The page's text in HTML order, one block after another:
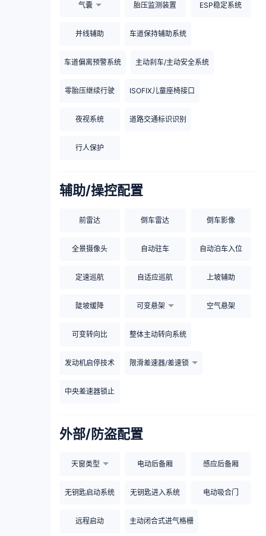
气囊 胎压监测装置 ESP稳定系统
并线辅助 车道保持辅助系统
车道偏离预警系统 主动刹车/主动安全系统
零胎压继续行驶 ISOFIX儿童座椅接口
夜视系统 道路交通标识识别
行人保护
辅助/操控配置
前雷达 倒车雷达 倒车影像
全景摄像头 自动驻车 自动泊车入位
定速巡航 自适应巡航 上坡辅助
陡坡缓降 可变悬架 空气悬架
可变转向比 整体主动转向系统
发动机启停技术 限滑差速器/差速锁
中央差速器锁止
外部/防盗配置
天窗类型 电动后备厢 感应后备厢
无钥匙启动系统 无钥匙进入系统 电动吸合门
远程启动 主动闭合式进气格栅